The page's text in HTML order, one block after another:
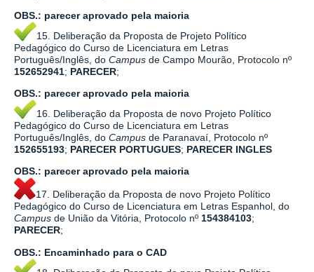
OBS.: parecer aprovado pela maioria
15. Deliberação da Proposta de Projeto Político
Pedagógico do Curso de Licenciatura em Letras
Português/Inglês, do Campus de Campo Mourão, Protocolo nº
152652941; PARECER;
OBS.: parecer aprovado pela maioria
16. Deliberação da Proposta de novo Projeto Político
Pedagógico do Curso de Licenciatura em Letras
Português/Inglês, do Campus de Paranavaí, Protocolo nº
152655193; PARECER PORTUGUES; PARECER INGLES
OBS.: parecer aprovado pela maioria
17. Deliberação da Proposta de novo Projeto Político
Pedagógico do Curso de Licenciatura em Letras Espanhol, do
Campus de União da Vitória, Protocolo nº 154384103;
PARECER;
OBS.: Encaminhado para o CAD